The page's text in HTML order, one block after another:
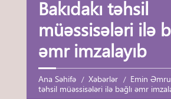
Bakıdakı təhsil
müəssisələri ilə
əmr imzalayıb
Ana Səhifə Xəbərlər
Emin
təhsil müəssisələri ilə bağlı əmr